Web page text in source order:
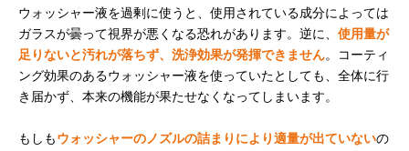
ウォッシャー液を過剰に使うと、使用されている成分によっては
ガラスが曇って視界が悪くなる恐れがあります。逆に、 使用量が
足りないと汚れが落ちず、洗浄効果が発揮できません。コーティ
ング効果のあるウォッシャー液を使っていたとしても、全体に行
き届かず、本来の機能が果たせなくなってしまいます。
もしもウォッシャーのノズルの詰まりにより適量が出ていないの